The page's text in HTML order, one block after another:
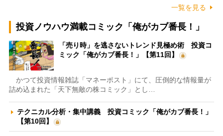
一覧を見る
投資ノウハウ満載コミック「俺がカブ番長！」
「売り時」を逃さないトレンド見極め術 投資コ
ミック「俺がカブ番長！」【第11回】
かつて投資情報雑誌「マネーポスト」にて、圧倒的な情報量が
詰め込まれた「天下無敵の株コミック」とし…
テクニカル分析・集中講義 投資コミック「俺がカブ番長！」
【第10回】